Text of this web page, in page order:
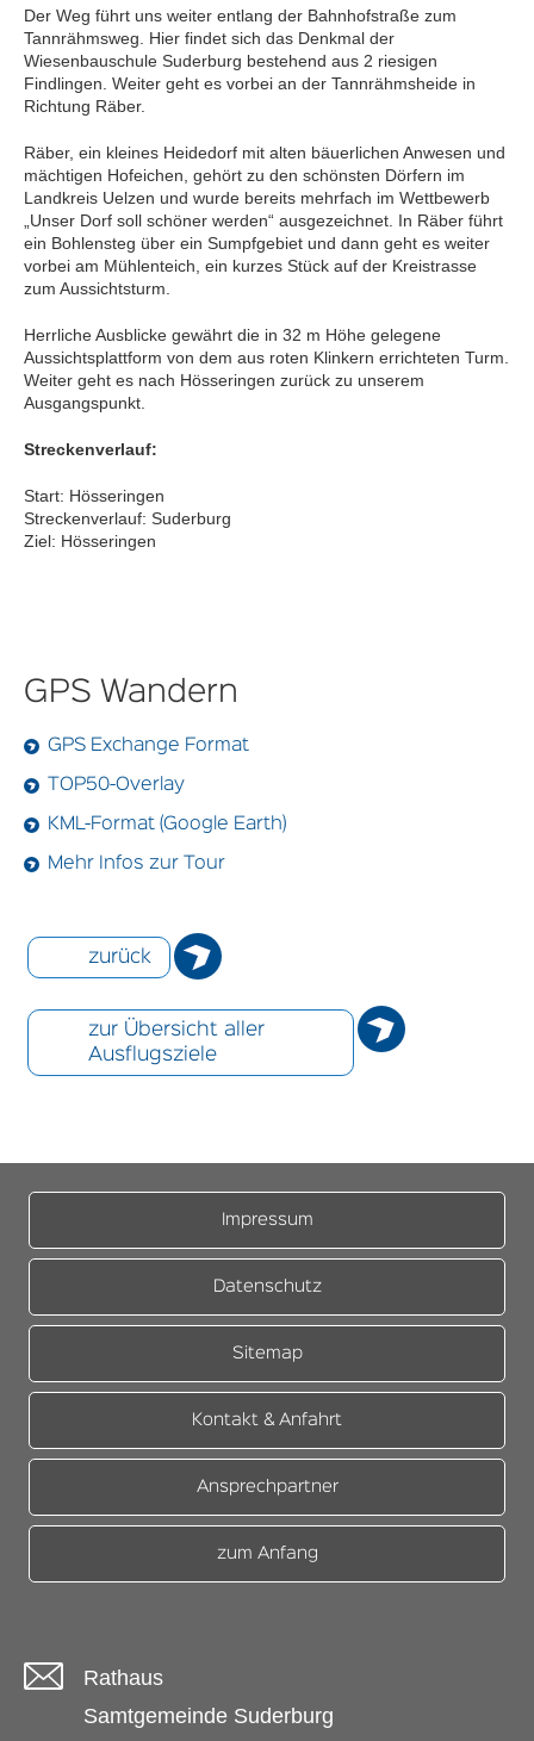
Der Weg führt uns weiter entlang der Bahnhofstraße zum
Tannrähmsweg. Hier findet sich das Denkmal der
Wiesenbauschule Suderburg bestehend aus 2 riesigen
Findlingen. Weiter geht es vorbei an der Tannrähmsheide in
Richtung Räber.
Räber, ein kleines Heidedorf mit alten bäuerlichen Anwesen und
mächtigen Hofeichen, gehört zu den schönsten Dörfern im
Landkreis Uelzen und wurde bereits mehrfach im Wettbewerb
„Unser Dorf soll schöner werden“ ausgezeichnet. In Räber führt
ein Bohlensteg über ein Sumpfgebiet und dann geht es weiter
vorbei am Mühlenteich, ein kurzes Stück auf der Kreistrasse
zum Aussichtsturm.
Herrliche Ausblicke gewährt die in 32 m Höhe gelegene
Aussichtsplattform von dem aus roten Klinkern errichteten Turm.
Weiter geht es nach Hösseringen zurück zu unserem
Ausgangspunkt.
Streckenverlauf:
Start: Hösseringen
Streckenverlauf: Suderburg
Ziel: Hösseringen
GPS Wandern
GPS Exchange Format
TOP50-Overlay
KML-Format (Google Earth)
Mehr Infos zur Tour
zurück
zur Übersicht aller
Ausflugsziele
Impressum
Datenschutz
Sitemap
Kontakt & Anfahrt
Ansprechpartner
zum Anfang
Rathaus
Samtgemeinde Suderburg